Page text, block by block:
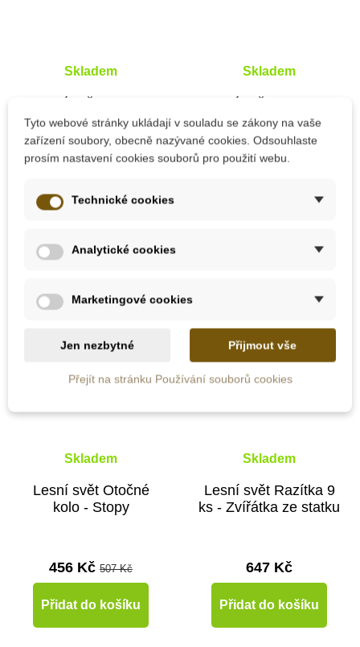
Skladem
Lesní svět Pexeso
klasické - Náš les
Skladem
Lesní svět Kvarteto -
Putování přírodou
Novinka
Skladem
Lesní svět Otočné
kolo - Stopy
456 Kč 507 Kč
Přidat do košíku
Skladem
Lesní svět Razítka 9
ks - Zvířátka ze statku
647 Kč
Přidat do košíku
Tyto webové stránky ukládají v souladu se zákony na vaše
zařízení soubory, obecně nazývané cookies. Odsouhlaste
prosím nastavení cookies souborů pro použití webu.
Technické cookies
Analytické cookies
Marketingové cookies
Jen nezbytné Přijmout vše
Přejít na stránku Používání souborů cookies